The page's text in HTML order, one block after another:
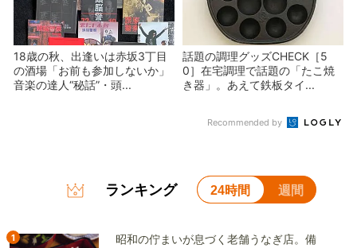
18歳の秋、出逢いは赤坂3丁目
の酒場「お前も参加しないか」
音楽の達人“秘話”・頭...
話題の調理グッズCHECK［5
0］在宅調理で話題の「たこ焼
き器」。あえて鉄板タイ...
Recommended by
ランキング 24時間 週間
1
昭和の佇まいが息づく老舗うなぎ店。備